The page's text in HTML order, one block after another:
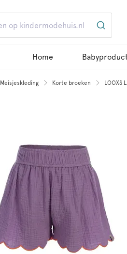
Home
Meisjeskleding Korte broeken LOOXS